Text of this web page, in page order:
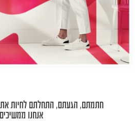
אנחנו ממשיכים